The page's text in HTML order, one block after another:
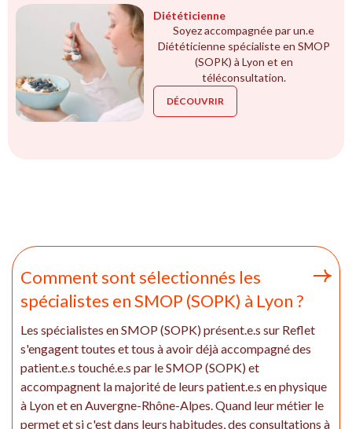
Diététicienne
Soyez accompagnée par un.e
Diététicienne spécialiste en SMOP
(SOPK) à Lyon et en
téléconsultation.
DÉCOUVRIR
Comment sont sélectionnés les
spécialistes en SMOP (SOPK) à Lyon ?
Les spécialistes en SMOP (SOPK) présent.e.s sur Reflet
s'engagent toutes et tous à avoir déjà accompagné des
patient.e.s touché.e.s par le SMOP (SOPK) et
accompagnent la majorité de leurs patient.e.s en physique
à Lyon et en Auvergne-Rhône-Alpes. Quand leur métier le
permet et si c'est dans leurs habitudes, des consultations à